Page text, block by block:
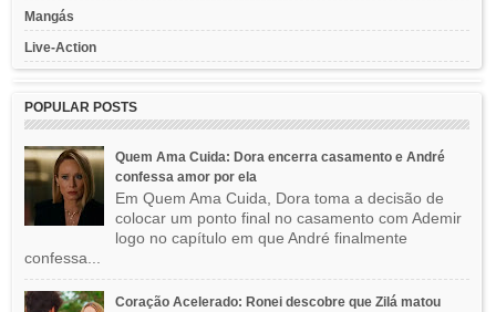
Mangás
Live-Action
POPULAR POSTS
Quem Ama Cuida: Dora encerra casamento e André
confessa amor por ela
Em Quem Ama Cuida, Dora toma a decisão de
colocar um ponto final no casamento com Ademir
logo no capítulo em que André finalmente
confessa...
Coração Acelerado: Ronei descobre que Zilá matou